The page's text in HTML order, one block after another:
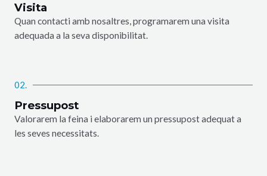
Visita
Quan contacti amb nosaltres, programarem una visita
adequada a la seva disponibilitat.
02.
Pressupost
Valorarem la feina i elaborarem un pressupost adequat a
les seves necessitats.